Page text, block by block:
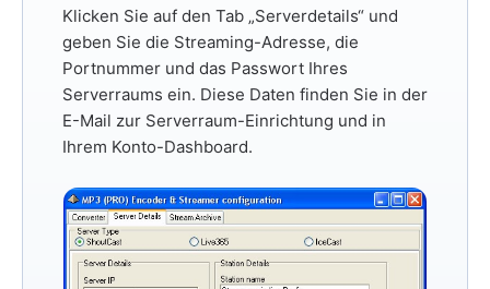
Klicken Sie auf den Tab „Serverdetails“ und
geben Sie die Streaming-Adresse, die
Portnummer und das Passwort Ihres
Serverraums ein. Diese Daten finden Sie in der
E-Mail zur Serverraum-Einrichtung und in
Ihrem Konto-Dashboard.